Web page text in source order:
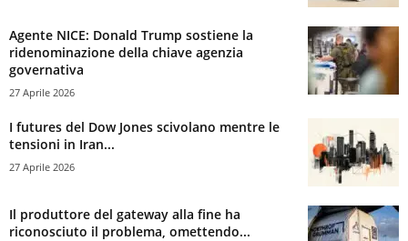
Agente NICE: Donald Trump sostiene la
ridenominazione della chiave agenzia
governativa
27 Aprile 2026
I futures del Dow Jones scivolano mentre le
tensioni in Iran...
27 Aprile 2026
Il produttore del gateway alla fine ha
riconosciuto il problema, omettendo...